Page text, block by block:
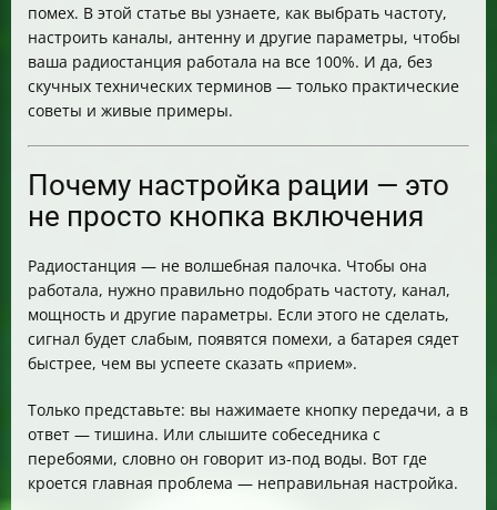
помех. В этой статье вы узнаете, как выбрать частоту,
настроить каналы, антенну и другие параметры, чтобы
ваша радиостанция работала на все 100%. И да, без
скучных технических терминов — только практические
советы и живые примеры.
Почему настройка рации — это
не просто кнопка включения
Радиостанция — не волшебная палочка. Чтобы она
работала, нужно правильно подобрать частоту, канал,
мощность и другие параметры. Если этого не сделать,
сигнал будет слабым, появятся помехи, а батарея сядет
быстрее, чем вы успеете сказать «прием».
Только представьте: вы нажимаете кнопку передачи, а в
ответ — тишина. Или слышите собеседника с
перебоями, словно он говорит из-под воды. Вот где
кроется главная проблема — неправильная настройка.